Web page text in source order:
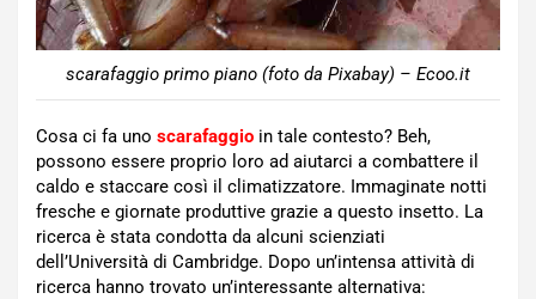
scarafaggio primo piano (foto da Pixabay) – Ecoo.it
Cosa ci fa uno scarafaggio in tale contesto? Beh,
possono essere proprio loro ad aiutarci a combattere il
caldo e staccare così il climatizzatore. Immaginate notti
fresche e giornate produttive grazie a questo insetto. La
ricerca è stata condotta da alcuni scienziati
dell’Università di Cambridge. Dopo un’intensa attività di
ricerca hanno trovato un’interessante alternativa: